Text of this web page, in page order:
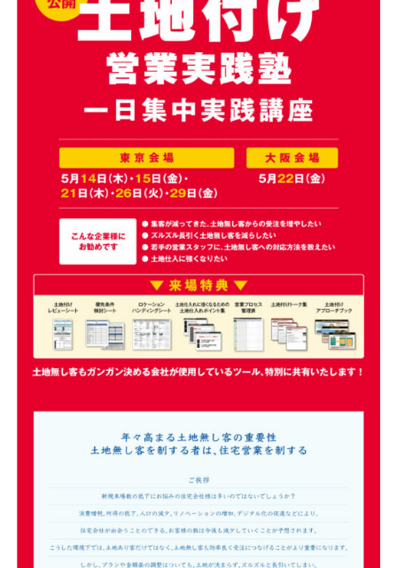
お問い合わせ